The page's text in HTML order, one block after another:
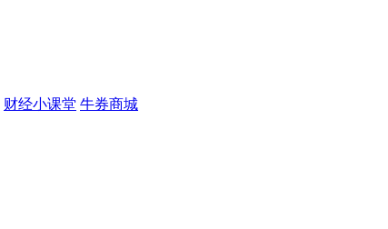
财经小课堂 牛券商城